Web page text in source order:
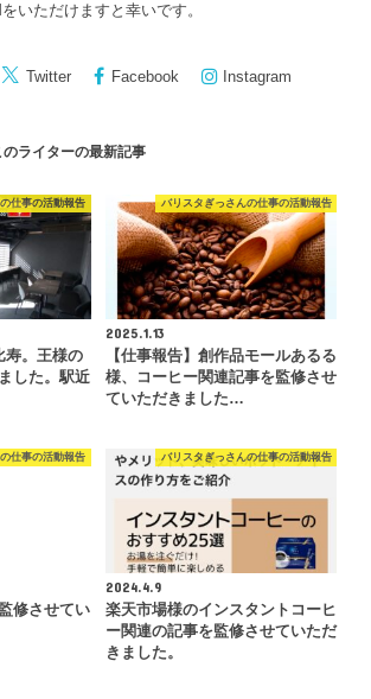
いただけますと幸いです。
Twitter Facebook Instagram
のライターの最新記事
仕事の活動報告
寿。王様の
した。駅近
バリスタぎっさんの仕事の活動報告
2025.1.13
【仕事報告】創作品モールあるる
様、コーヒー関連記事を監修させ
ていただきました…
仕事の活動報告
修させてい
バリスタぎっさんの仕事の活動報告
2024.4.9
楽天市場様のインスタントコーヒ
ー関連の記事を監修させていただ
きました。